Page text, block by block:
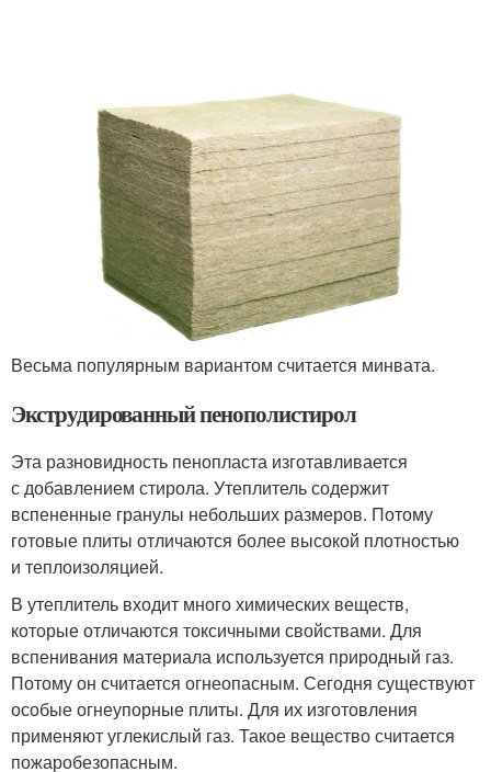
Весьма популярным вариантом считается минвата.
Экструдированный пенополистирол
Эта разновидность пенопласта изготавливается
с добавлением стирола. Утеплитель содержит
вспененные гранулы небольших размеров. Потому
готовые плиты отличаются более высокой плотностью
и теплоизоляцией.
В утеплитель входит много химических веществ,
которые отличаются токсичными свойствами. Для
вспенивания материала используется природный газ.
Потому он считается огнеопасным. Сегодня существуют
особые огнеупорные плиты. Для их изготовления
применяют углекислый газ. Такое вещество считается
пожаробезопасным.